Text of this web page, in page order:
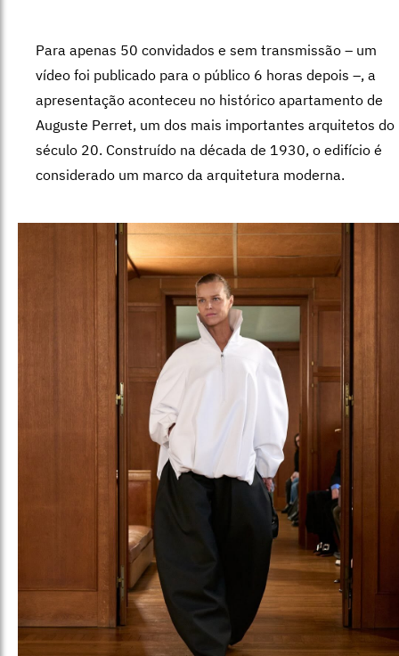
Para apenas 50 convidados e sem transmissão – um
vídeo foi publicado para o público 6 horas depois –, a
apresentação aconteceu no histórico apartamento de
Auguste Perret, um dos mais importantes arquitetos do
século 20. Construído na década de 1930, o edifício é
considerado um marco da arquitetura moderna.